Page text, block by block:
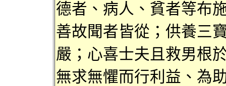
德者 、病人、貧者等布
善故聞者皆從；供養三
嚴 ；心喜士夫且救男根
無求無懼而行利益、 為